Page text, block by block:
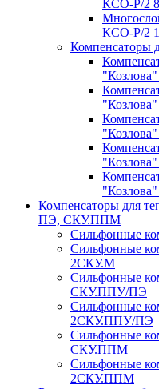
КСО-Р/2
КСО-Р/2
Компенсаторы
Компенсаторы для
ПЭ, СКУ.ППМ
Сильфонные
Сильфонные
2СКУ.М
Сильфонные
СКУ.ППУ/ПЭ
Сильфонные
2СКУ.ППУ/ПЭ
Сильфонные
СКУ.ППМ
Сильфонные
2СКУ.ППМ